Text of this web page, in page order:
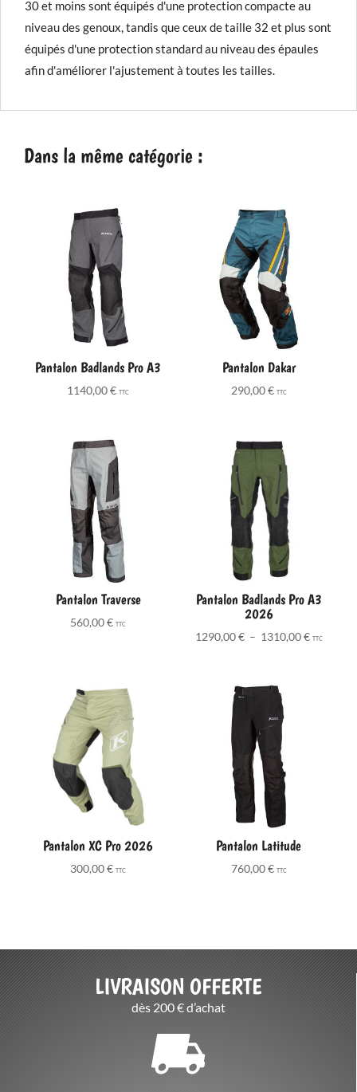
30 et moins sont équipés d'une protection compacte au
niveau des genoux, tandis que ceux de taille 32 et plus sont
équipés d'une protection standard au niveau des épaules
afin d'améliorer l'ajustement à toutes les tailles.
Dans la même catégorie :
Pantalon Badlands Pro A3
1140,00€ TTC
Pantalon Dakar
290,00€ TTC
Pantalon Traverse
560,00€ TTC
Pantalon Badlands Pro A3
2026
1290,00€ – 1310,00€Plage
TTC
Pantalon XC Pro 2026
300,00€ TTC
Pantalon Latitude
760,00€ TTC
LIVRAISON OFFERTE
dès 200 € d’achat